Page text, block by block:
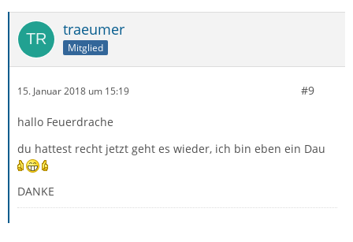
traeumer
Mitglied
15. Januar 2018 um 15:19 #9
hallo Feuerdrache
du hattest recht jetzt geht es wieder, ich bin eben ein Dau
DANKE